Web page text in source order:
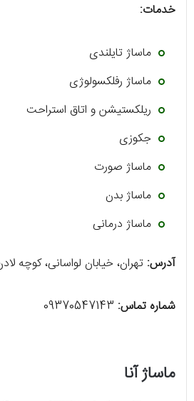
خدمات:
ماساژ تایلندی
ماساژ رفلکسولوژی
ریلکستیشن و اتاق استراحت
جکوزی
ماساژ صورت
ماساژ بدن
ماساژ درمانی
آدرس: تهران، خیابان لواسانی، کوچه
شماره تماس:
ماساژ آنا